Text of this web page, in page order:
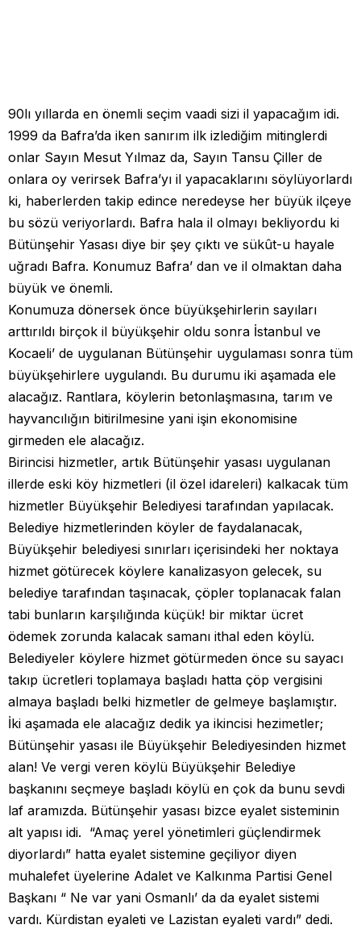
90lı yıllarda en önemli seçim vaadi sizi il yapacağım idi.
1999 da Bafra’da iken sanırım ilk izlediğim mitinglerdi
onlar Sayın Mesut Yılmaz da, Sayın Tansu Çiller de
onlara oy verirsek Bafra’yı il yapacaklarını söylüyorlardı
ki, haberlerden takip edince neredeyse her büyük ilçeye
bu sözü veriyorlardı. Bafra hala il olmayı bekliyordu ki
Bütünşehir Yasası diye bir şey çıktı ve sükût-u hayale
uğradı Bafra. Konumuz Bafra’ dan ve il olmaktan daha
büyük ve önemli.
Konumuza dönersek önce büyükşehirlerin sayıları
arttırıldı birçok il büyükşehir oldu sonra İstanbul ve
Kocaeli’ de uygulanan Bütünşehir uygulaması sonra tüm
büyükşehirlere uygulandı. Bu durumu iki aşamada ele
alacağız. Rantlara, köylerin betonlaşmasına, tarım ve
hayvancılığın bitirilmesine yani işin ekonomisine
girmeden ele alacağız.
Birincisi hizmetler, artık Bütünşehir yasası uygulanan
illerde eski köy hizmetleri (il özel idareleri) kalkacak tüm
hizmetler Büyükşehir Belediyesi tarafından yapılacak.
Belediye hizmetlerinden köyler de faydalanacak,
Büyükşehir belediyesi sınırları içerisindeki her noktaya
hizmet götürecek köylere kanalizasyon gelecek, su
belediye tarafından taşınacak, çöpler toplanacak falan
tabi bunların karşılığında küçük! bir miktar ücret
ödemek zorunda kalacak samanı ithal eden köylü.
Belediyeler köylere hizmet götürmeden önce su sayacı
takıp ücretleri toplamaya başladı hatta çöp vergisini
almaya başladı belki hizmetler de gelmeye başlamıştır.
İki aşamada ele alacağız dedik ya ikincisi hezimetler;
Bütünşehir yasası ile Büyükşehir Belediyesinden hizmet
alan! Ve vergi veren köylü Büyükşehir Belediye
başkanını seçmeye başladı köylü en çok da bunu sevdi
laf aramızda. Bütünşehir yasası bizce eyalet sisteminin
alt yapısı idi. “Amaç yerel yönetimleri güçlendirmek
diyorlardı” hatta eyalet sistemine geçiliyor diyen
muhalefet üyelerine Adalet ve Kalkınma Partisi Genel
Başkanı “ Ne var yani Osmanlı’ da da eyalet sistemi
vardı. Kürdistan eyaleti ve Lazistan eyaleti vardı” dedi.